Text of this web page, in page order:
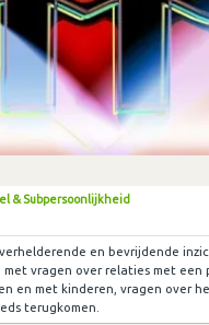
& Subpersoonlijkheid
en bevrijdende
met vragen over relaties met een
en met kinderen, vragen over
terugkomen.